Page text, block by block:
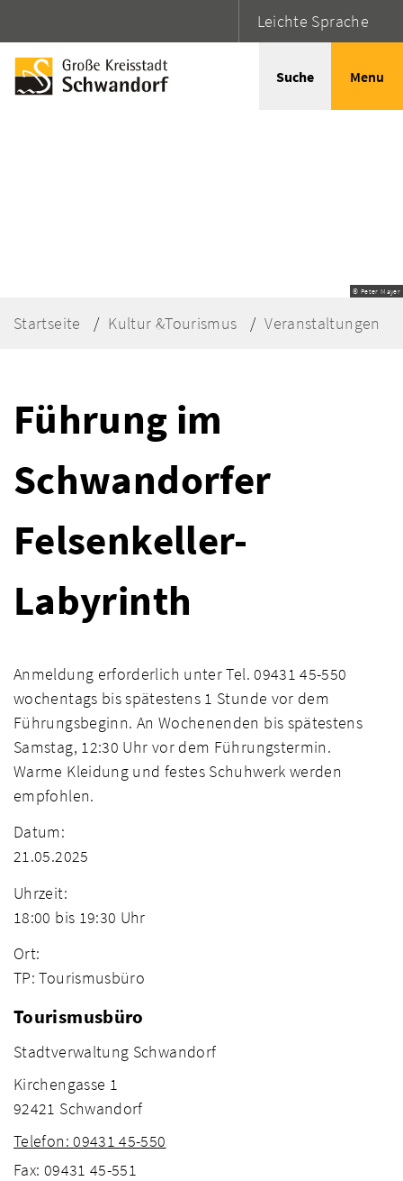
Leichte Sprache
Suche Menu
© Peter Mayer
Startseite Kultur &Tourismus Veranstaltungen
Führung im
Schwandorfer
Felsenkeller-
Labyrinth
Anmeldung erforderlich unter Tel. 09431 45-550
wochentags bis spätestens 1 Stunde vor dem
Führungsbeginn. An Wochenenden bis spätestens
Samstag, 12:30 Uhr vor dem Führungstermin.
Warme Kleidung und festes Schuhwerk werden
empfohlen.
Datum:
21.05.2025
Uhrzeit:
18:00 bis 19:30 Uhr
Ort:
TP: Tourismusbüro
Tourismusbüro
Stadtverwaltung Schwandorf
Kirchengasse 1
92421 Schwandorf
Telefon: 09431 45-550
Fax: 09431 45-551